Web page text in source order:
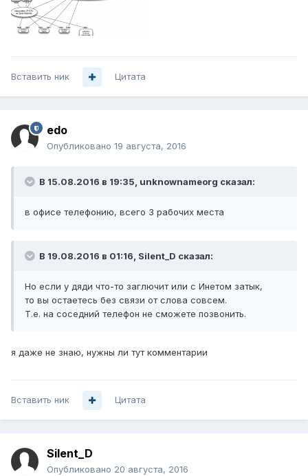
Вставить ник Цитата
edo
Опубликовано 19 августа, 2016
В 15.08.2016 в 19:35, unknownameorg сказал:
в офисе телефонию, всего 3 рабочих места
В 19.08.2016 в 01:16, Silent_D сказал:
Но если у дяди что-то заглючит или с Инетом затык,
то вы остаетесь без связи от слова совсем.
Т.е. на соседний телефон не сможете позвонить.
я даже не знаю, нужны ли тут комментарии
Вставить ник Цитата
Silent_D
Опубликовано 20 августа, 2016